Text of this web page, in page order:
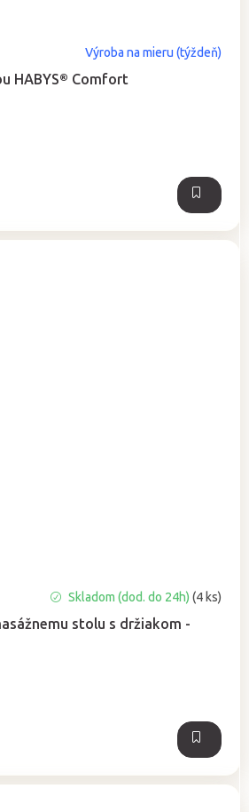
HABYS® Comfort
Výroba na mieru (týždeň)
stolu s držiakom -
Skladom (dod. do 24h)(4 ks)